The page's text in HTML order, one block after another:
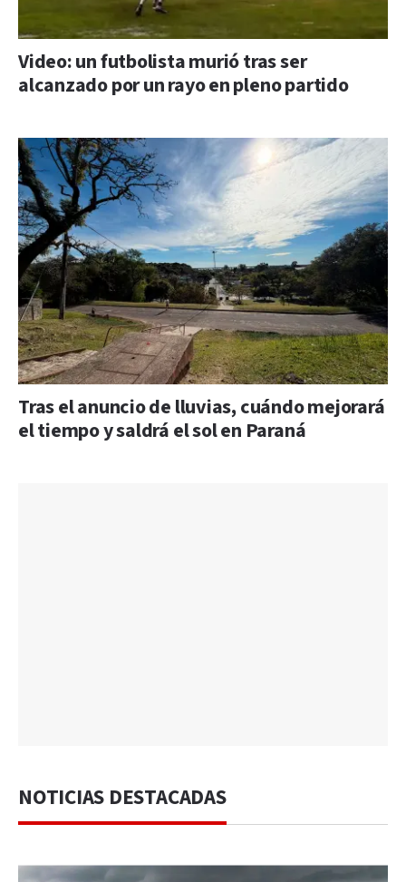
Video: un futbolista murió tras ser
alcanzado por un rayo en pleno partido
Tras el anuncio de lluvias, cuándo mejorará
el tiempo y saldrá el sol en Paraná
NOTICIAS DESTACADAS